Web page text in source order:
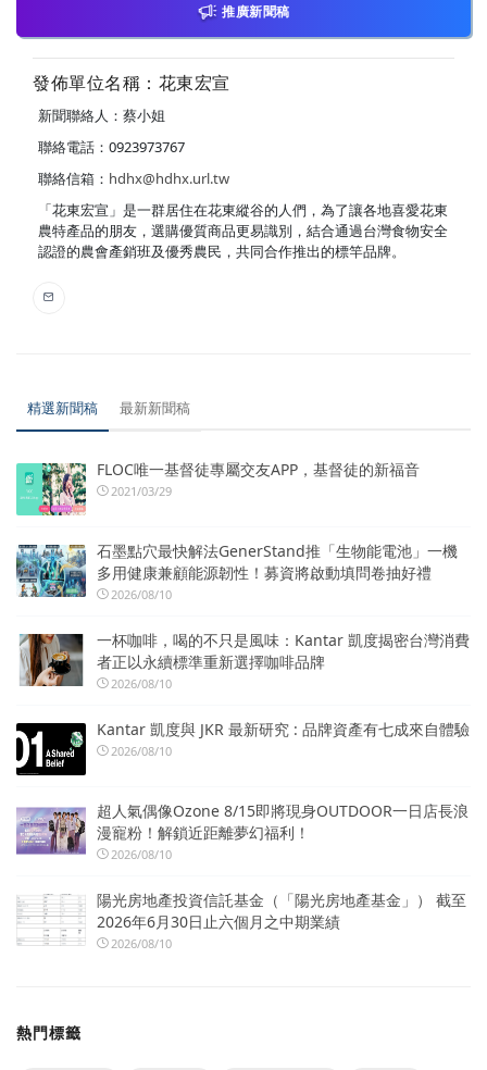
推廣新聞稿
發佈單位名稱：花東宏宣
新聞聯絡人：蔡小姐
聯絡電話：0923973767
聯絡信箱： hdhx@hdhx.url.tw
「花東宏宣」是一群居住在花東縱谷的人們，為了讓各地喜愛花東
農特產品的朋友，選購優質商品更易識別，結合通過台灣食物安全
認證的農會產銷班及優秀農民，共同合作推出的標竿品牌。
精選新聞稿 最新新聞稿
FLOC唯一基督徒專屬交友APP，基督徒的新福音
2021/03/29
石墨點穴最快解法GenerStand推「生物能電池」一機
多用健康兼顧能源韌性！募資將啟動填問卷抽好禮
2026/08/10
一杯咖啡，喝的不只是風味：Kantar 凱度揭密台灣消費
者正以永續標準重新選擇咖啡品牌
2026/08/10
Kantar 凱度與 JKR 最新研究 : 品牌資產有七成來自體驗
2026/08/10
超人氣偶像Ozone 8/15即將現身OUTDOOR一日店長浪
漫寵粉！解鎖近距離夢幻福利！
2026/08/10
陽光房地產投資信託基金（「陽光房地產基金」） 截至
2026年6月30日止六個月之中期業績
2026/08/10
熱門標籤